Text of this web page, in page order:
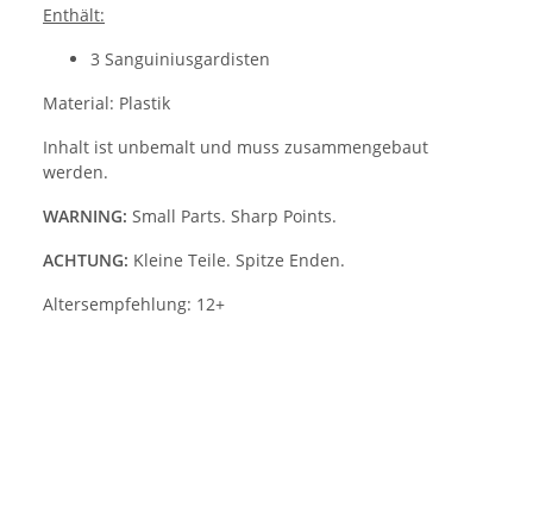
Enthält:
3 Sanguiniusgardisten
Material: Plastik
Inhalt ist unbemalt und muss zusammengebaut
werden.
WARNING: Small Parts. Sharp Points.
ACHTUNG: Kleine Teile. Spitze Enden.
Altersempfehlung: 12+